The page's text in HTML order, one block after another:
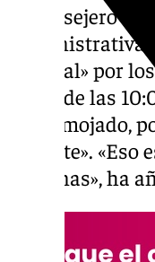
El consejero
especial» por
partir de las
sobre mojado,
reciente».
personas», ha